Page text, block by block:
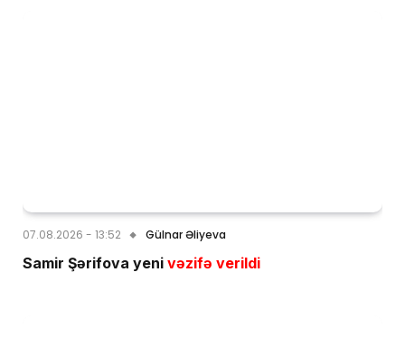
07.08.2026 - 13:52 Gülnar Əliyeva
Samir Şərifova yeni vəzifə verildi